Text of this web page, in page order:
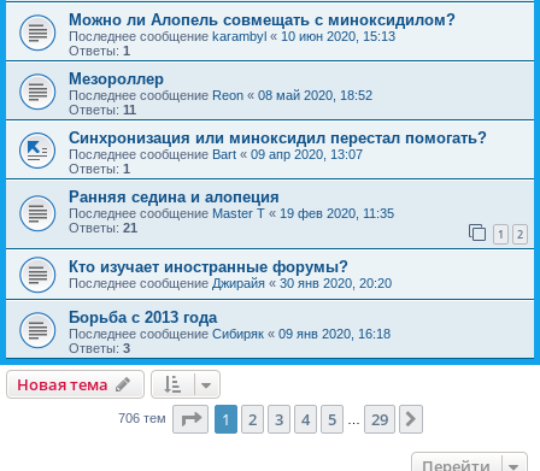
Можно ли Алопель совмещать с миноксидилом?
Последнее сообщение karambyl « 10 июн 2020, 15:13
Ответы: 1
Мезороллер
Последнее сообщение Reon « 08 май 2020, 18:52
Ответы: 11
Синхронизация или миноксидил перестал помогать?
Последнее сообщение Bart « 09 апр 2020, 13:07
Ответы: 1
Ранняя седина и алопеция
Последнее сообщение Master T « 19 фев 2020, 11:35
Ответы: 21 1 2
Кто изучает иностранные форумы?
Последнее сообщение Джирайя « 30 янв 2020, 20:20
Борьба с 2013 года
Последнее сообщение Сибиряк « 09 янв 2020, 16:18
Ответы: 3
Новая тема
706 тем Страница из 29
1 2 3 4 5 29
Перейти